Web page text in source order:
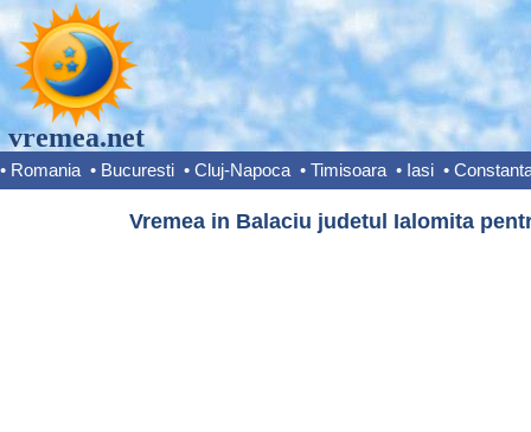
vremea.net
• Romania • Bucuresti • Cluj-Napoca • Timisoara • Iasi •
Vremea in Balaciu judetul Ialomita